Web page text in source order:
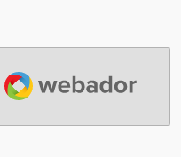
Webador